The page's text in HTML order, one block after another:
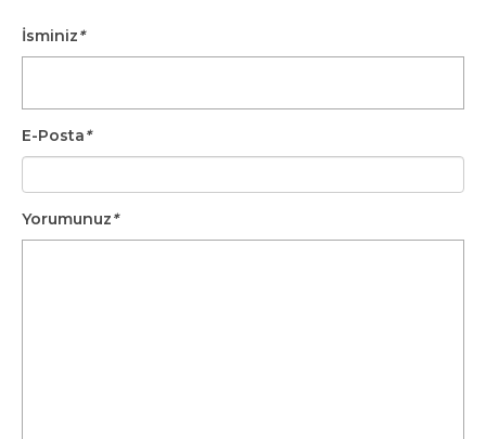
İsminiz*
E-Posta*
Yorumunuz*